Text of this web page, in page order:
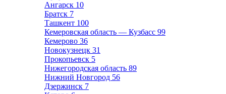
Ангарск 10
Братск 7
Ташкент 100
Кемеровская область — Кузбасс 99
Кемерово 36
Новокузнецк 31
Прокопьевск 5
Нижегородская область 89
Нижний Новгород 56
Дзержинск 7